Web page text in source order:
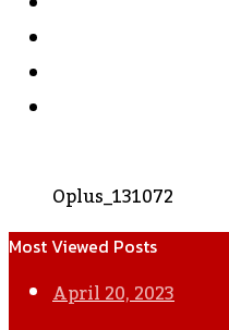
Oplus_131072
Most Viewed Posts
April 20, 2023